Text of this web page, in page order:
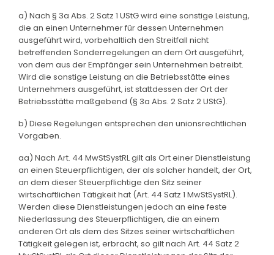
a) Nach § 3a Abs. 2 Satz 1 UStG wird eine sonstige Leistung,
die an einen Unternehmer für dessen Unternehmen
ausgeführt wird, vorbehaltlich den Streitfall nicht
betreffenden Sonderregelungen an dem Ort ausgeführt,
von dem aus der Empfänger sein Unternehmen betreibt.
Wird die sonstige Leistung an die Betriebsstätte eines
Unternehmers ausgeführt, ist stattdessen der Ort der
Betriebsstätte maßgebend (§ 3a Abs. 2 Satz 2 UStG).
b) Diese Regelungen entsprechen den unionsrechtlichen
Vorgaben.
aa) Nach Art. 44 MwStSystRL gilt als Ort einer Dienstleistung
an einen Steuerpflichtigen, der als solcher handelt, der Ort,
an dem dieser Steuerpflichtige den Sitz seiner
wirtschaftlichen Tätigkeit hat (Art. 44 Satz 1 MwStSystRL).
Werden diese Dienstleistungen jedoch an eine feste
Niederlassung des Steuerpflichtigen, die an einem
anderen Ort als dem des Sitzes seiner wirtschaftlichen
Tätigkeit gelegen ist, erbracht, so gilt nach Art. 44 Satz 2